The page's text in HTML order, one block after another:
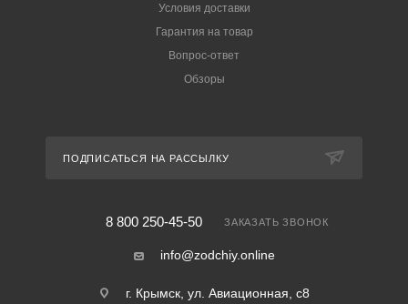
Условия доставки
Гарантия на товар
Вопрос-ответ
Обзоры
ПОДПИСАТЬСЯ НА РАССЫЛКУ
8 800 250-45-50 ЗАКАЗАТЬ ЗВОНОК
info@zodchiy.online
г. Крымск, ул. Авиационная, с8